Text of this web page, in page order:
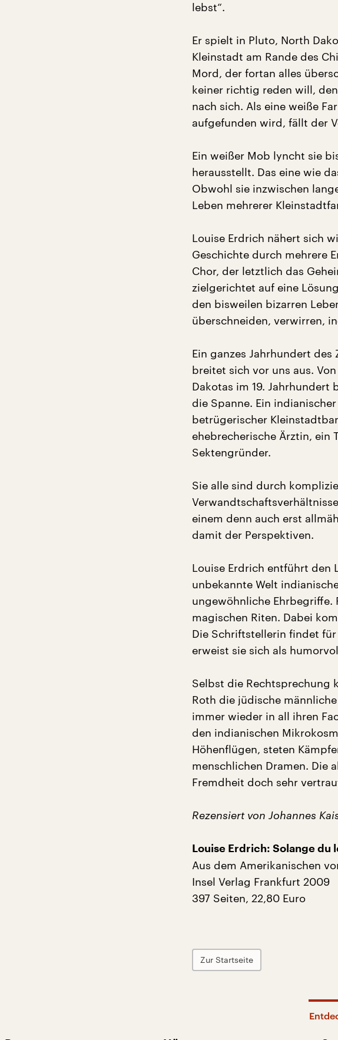
lebst“.
Er spielt in Pluto, North
Kleinstadt am Rande des
Mord, der fortan alles
keiner richtig reden will,
nach sich. Als eine weiße
aufgefunden wird, fällt der
Ein weißer Mob lyncht sie
herausstellt. Das eine wie
Obwohl sie inzwischen
Leben mehrerer
Louise Erdrich nähert sich
Geschichte durch mehrere
Chor, der letztlich das
zielgerichtet auf eine
den bisweilen bizarren
überschneiden, verwirren,
Ein ganzes Jahrhundert
breitet sich vor uns aus.
Dakotas im 19. Jahrhundert
die Spanne. Ein
betrügerischer
ehebrecherische Ärztin, ein
Sektengründer.
Sie alle sind durch
einem denn auch erst
damit der Perspektiven.
Louise Erdrich entführt den
unbekannte Welt
ungewöhnliche Ehrbegriffe.
magischen Riten. Dabei
Die Schriftstellerin findet
erweist sie sich als
Selbst die Rechtsprechung
Roth die jüdische
immer wieder in all ihren
den indianischen
Höhenflügen, steten
menschlichen Dramen. Die
Fremdheit doch sehr
Rezensiert von Johannes
Louise Erdrich: Solange du
Aus dem Amerikanischen
Insel Verlag Frankfurt 2009
397 Seiten, 22,80 Euro
Zur Startseite